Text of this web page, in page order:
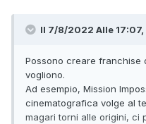
Il 7/8/2022 Alle 17:07,
Possono creare franchise
vogliono.
Ad esempio, Mission
cinematografica volge al
magari torni alle origini, ci